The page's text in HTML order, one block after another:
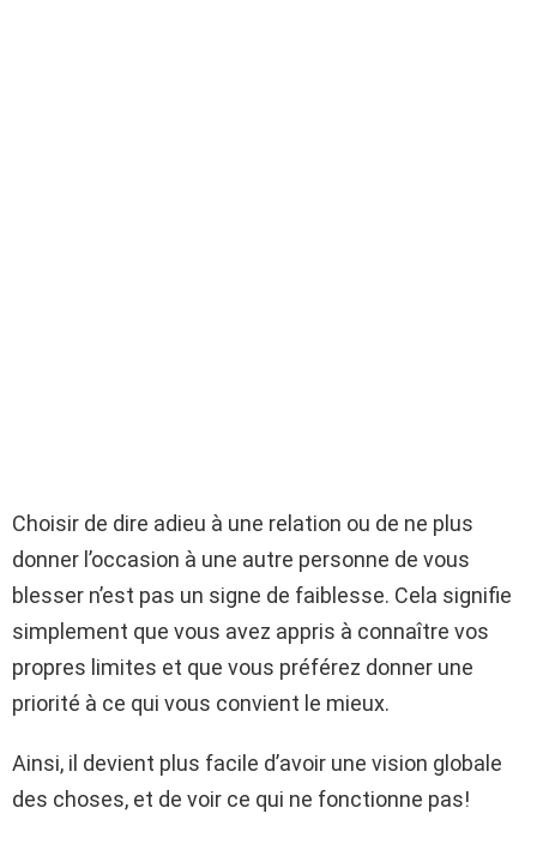
Choisir de dire adieu à une relation ou de ne plus
donner l’occasion à une autre personne de vous
blesser n’est pas un signe de faiblesse. Cela signifie
simplement que vous avez appris à connaître vos
propres limites et que vous préférez donner une
priorité à ce qui vous convient le mieux.
Ainsi, il devient plus facile d’avoir une vision globale
des choses, et de voir ce qui ne fonctionne pas!